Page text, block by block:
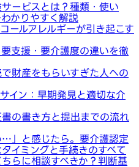
ービスとは？種類・使い
かりやすく解説
ールアレルギーが引き起こす
支援・要介護度の違いを徹
で財産をもらいすぎた人への
イン：早期発見と適切な介
の書き方と提出までの流れ
…」と感じたら。要介護認定
イミングと手続きのすべて
らに相談すべきか？判断基